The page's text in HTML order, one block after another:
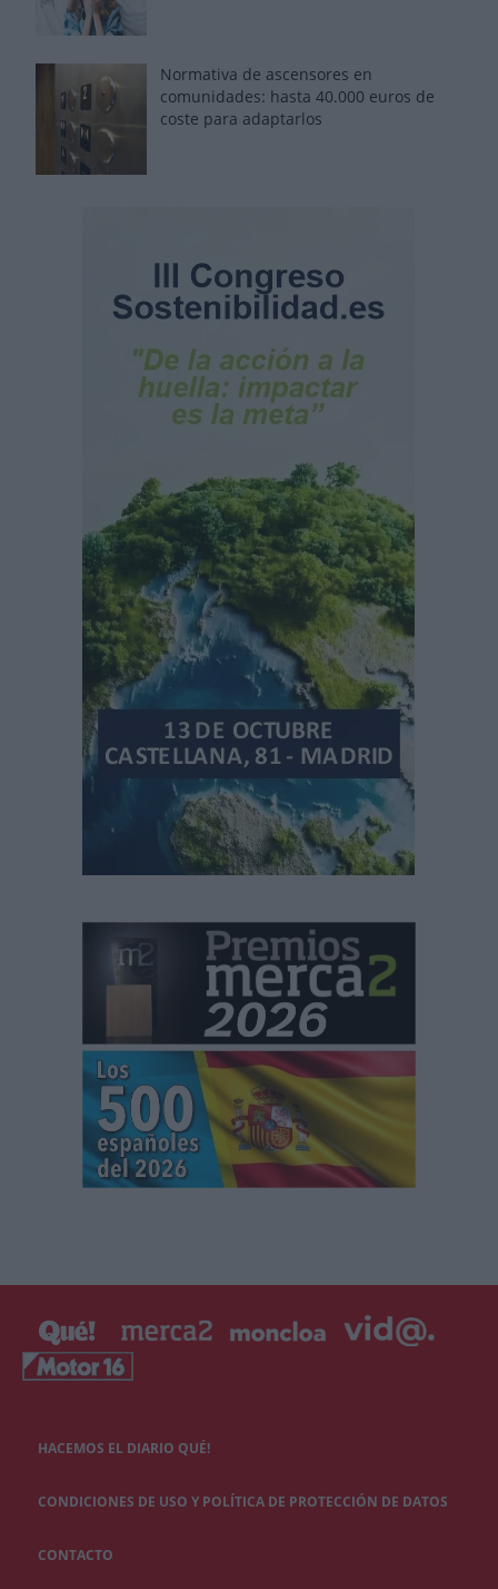
Normativa de ascensores en
comunidades: hasta 40.000 euros de
coste para adaptarlos
HACEMOS EL DIARIO QUÉ!
CONDICIONES DE USO Y POLÍTICA DE PROTECCIÓN DE DATOS
CONTACTO